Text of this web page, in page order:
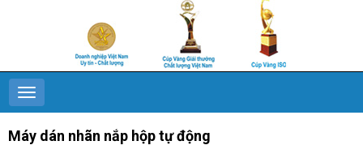
Máy dán nhãn nắp hộp tự động